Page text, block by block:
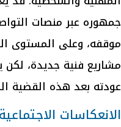
جمهوره عبر منصات
موقفه، وعلى المستوى
مشاريع فنية جديدة،
عودته بعد هذه القضية
الانعكاسات